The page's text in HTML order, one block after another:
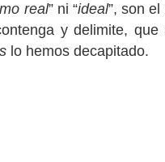
real” ni “ideal”, son el
y delimite,
lo hemos decapitado.